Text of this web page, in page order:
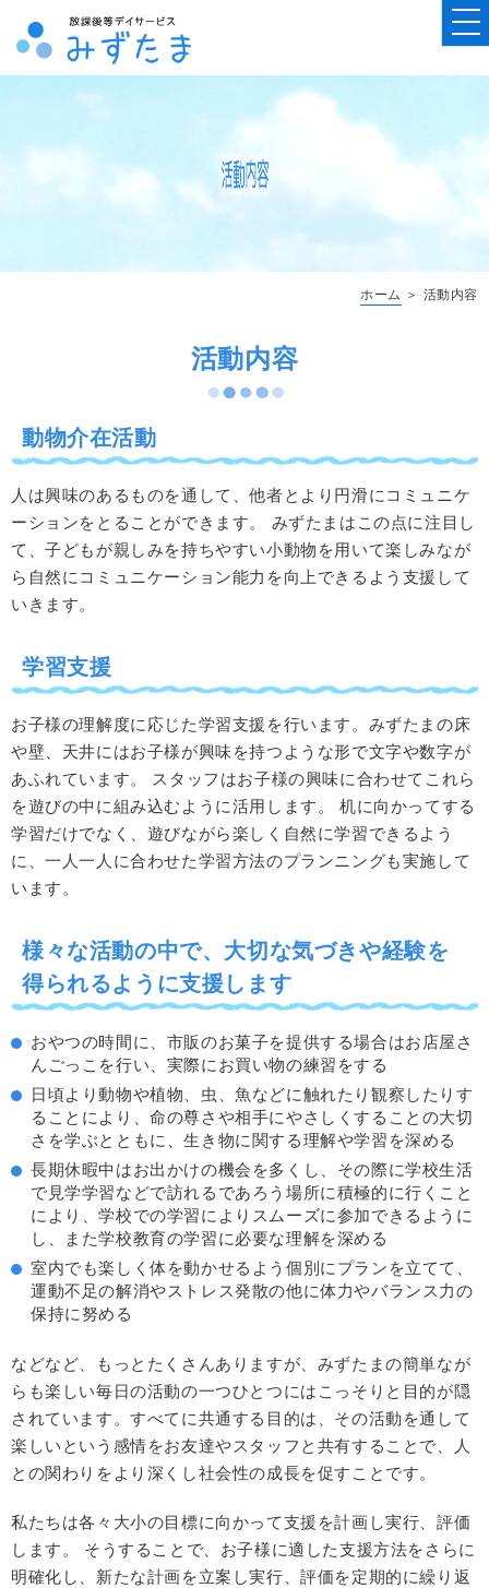
ホーム ＞ 活動内容
活動内容
動物介在活動
人は興味のあるものを通して、他者とより円滑にコミュニケ
ーションをとることができます。
みずたまはこの点に注目し
て、子どもが親しみを持ちやすい小動物を用いて楽しみなが
ら自然にコミュニケーション能力を向上できるよう支援して
いきます。
学習支援
お子様の理解度に応じた学習支援を行います。みずたまの床
や壁、天井にはお子様が興味を持つような形で文字や数字が
あふれています。
スタッフはお子様の興味に合わせてこれら
を遊びの中に組み込むように活用します。
机に向かってする
学習だけでなく、遊びながら楽しく自然に学習できるよう
に、一人一人に合わせた学習方法のプランニングも実施して
います。
様々な活動の中で、大切な気づきや経験を
得られるように支援します
おやつの時間に、市販のお菓子を提供する場合はお店屋さ
んごっこを行い、実際にお買い物の練習をする
日頃より動物や植物、虫、魚などに触れたり観察したりす
ることにより、命の尊さや相手にやさしくすることの大切
さを学ぶとともに、生き物に関する理解や学習を深める
長期休暇中はお出かけの機会を多くし、その際に学校生活
で見学学習などで訪れるであろう場所に積極的に行くこと
により、学校での学習によりスムーズに参加できるように
し、また学校教育の学習に必要な理解を深める
室内でも楽しく体を動かせるよう個別にプランを立てて、
運動不足の解消やストレス発散の他に体力やバランス力の
保持に努める
などなど、もっとたくさんありますが、みずたまの簡単なが
らも楽しい毎日の活動の一つひとつにはこっそりと目的が隠
されています。すべてに共通する目的は、その活動を通して
楽しいという感情をお友達やスタッフと共有することで、人
との関わりをより深くし社会性の成長を促すことです。
私たちは各々大小の目標に向かって支援を計画し実行、評価
します。
そうすることで、お子様に適した支援方法をさらに
明確化し、新たな計画を立案し実行、評価を定期的に繰り返